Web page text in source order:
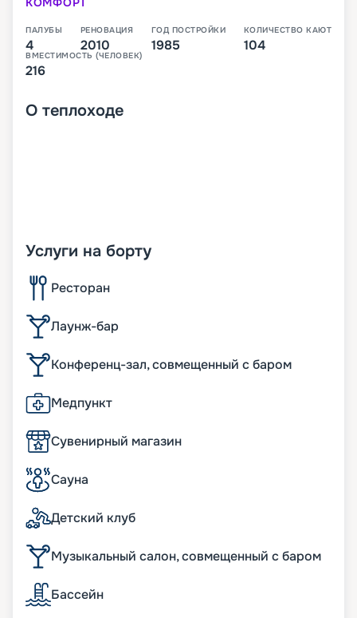
ПАЛУБЫ
4
РЕНОВАЦИЯ
2010
ГОД ПОСТРОЙКИ
1985
КОЛИЧЕСТВО КАЮТ
104
ВМЕСТИМОСТЬ (ЧЕЛОВЕК)
216
О теплоходе
Услуги на борту
Ресторан
Лаунж-бар
Конференц-зал, совмещенный с баром
Медпункт
Сувенирный магазин
Сауна
Детский клуб
Музыкальный салон, совмещенный с баром
Бассейн